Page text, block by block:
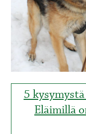
HISTORIA
YLEINEN
MAINOSTAJILLE
5
Eläimillä